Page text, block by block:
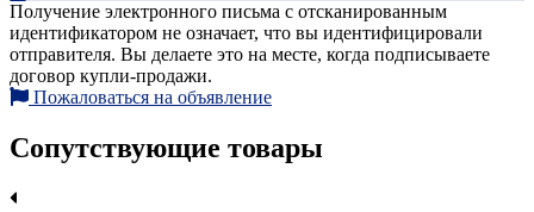
Получение электронного письма с отсканированным
идентификатором не означает, что вы идентифицировали
отправителя. Вы делаете это на месте, когда подписываете
договор купли-продажи.
Пожаловаться на объявление
Сопутствующие товары